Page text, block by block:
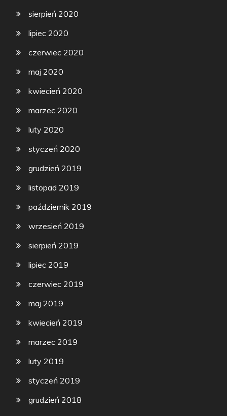
sierpień 2020
lipiec 2020
czerwiec 2020
maj 2020
kwiecień 2020
marzec 2020
luty 2020
styczeń 2020
grudzień 2019
listopad 2019
październik 2019
wrzesień 2019
sierpień 2019
lipiec 2019
czerwiec 2019
maj 2019
kwiecień 2019
marzec 2019
luty 2019
styczeń 2019
grudzień 2018